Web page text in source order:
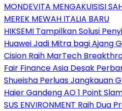
MONDEVITA MENGAKUISISI
MEREK MEWAH ITALIA BARU
HIKSEMI Tampilkan Solusi
Huawei Jadi Mitra bagi Ajang
Cision Raih MarTech
Fair Finance Asia Desak
Shueisha Perluas Jangkauan
Haier Gandeng AO 1 Point
SUS ENVIRONMENT Raih